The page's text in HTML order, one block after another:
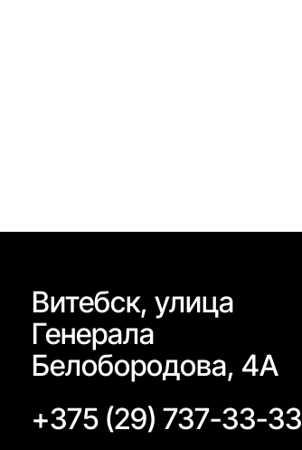
Витебск, улица
Генерала
Белобородова, 4А
+375 (29) 737-33-33